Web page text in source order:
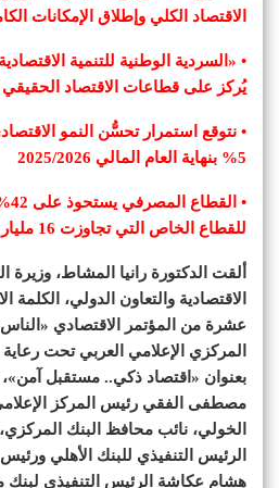
الاقتصاد الكلي وإطلاق الإمكانات
• «السردية الوطنية للتنمية
يُركز على قطاعات الاقتصاد الحقيقي
• نتوقع استمرار تحسُّن النمو
5% بنهاية العام المالي 2025/2026
•
للقطاع الخاص التي تجاوزت 16 مليار دولار منذ 2020
ألقت الدكتورة رانيا المشاط، وزيرة
الاقتصادية والتعاون الدولي، الكلمة
عشرة من المؤتمر الاقتصادي «الناس
المركزي الإعلامي العربي تحت
بعنوان «اقتصاد ذكي.. مستقبل آمن»،
مصطفى الفقي رئيس المركز
الخولي، نائب محافظ البنك
الرئيس التنفيذي للبنك الأهلي
هشام عكاشة الرئيس التنفيذي لبنك